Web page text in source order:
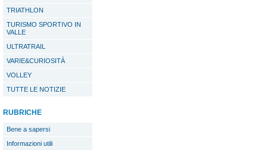
TRIATHLON
TURISMO SPORTIVO IN
VALLE
ULTRATRAIL
VARIE&CURIOSITÀ
VOLLEY
TUTTE LE NOTIZIE
RUBRICHE
Bene a sapersi
Informazioni utili